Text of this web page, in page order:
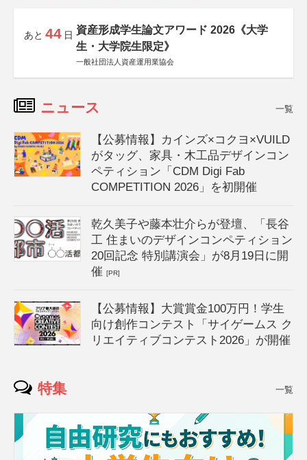
あと 44 日 資産形成学生論文アワード 2026《大学
生・大学院生限定》
一般社団法人資産運用業協会
ニュース 一覧
【公募情報】カインズ×コクヨ×VUILD
がタッグ、家具・木工品デザインコン
ペティション「CDM Digi Fab
COMPETITION 2026」を初開催
乾久美子や藤本壮介らが登壇、「長谷
工 住まいのデザインコンペティション
20回記念 特別講演会」が8月19日に開
催[PR]
【公募情報】大賞賞金100万円！学生
向け創作コンテスト「サイゲームス ク
リエイティブコンテスト2026」が開催
特集 一覧